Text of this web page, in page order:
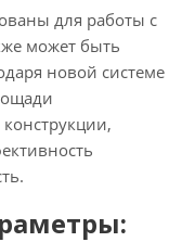
для работы с
может быть
новой системе